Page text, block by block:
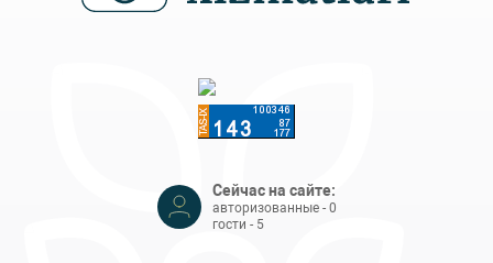
Сейчас на сайте:
авторизованные - 0
гости - 5